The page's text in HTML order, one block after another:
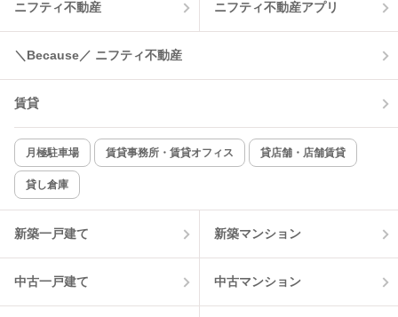
ニフティ不動産 ニフティ不動産アプリ
＼Because／ ニフティ不動産
賃貸
月極駐車場 賃貸事務所・賃貸オフィス 貸店舗・店舗賃貸
貸し倉庫
新築一戸建て 新築マンション
中古一戸建て 中古マンション